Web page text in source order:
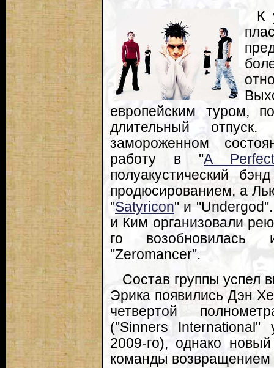
К
европейским туром,
длительный
замороженном
работу в "A
полуакустический
продюсированием, а
"Satyricon" и
и Ким организовали
го возобновилась
"Zeromancer".
Состав группы успел
Эрика появились Дэн
четвертой
("Sinners
2009-го), однако
команды возвращением